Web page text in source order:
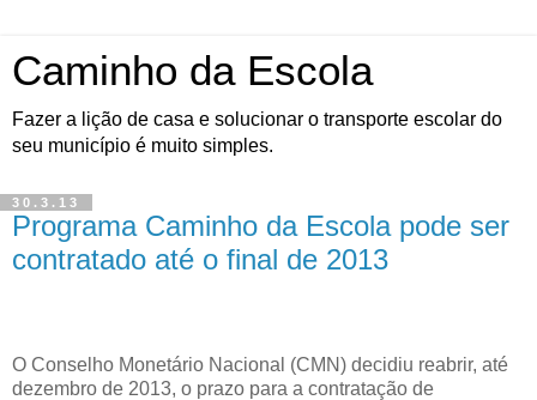
Caminho da Escola
Fazer a lição de casa e solucionar o transporte escolar do
seu município é muito simples.
30.3.13
Programa Caminho da Escola pode ser
contratado até o final de 2013
O Conselho Monetário Nacional (CMN) decidiu reabrir, até
dezembro de 2013, o prazo para a contratação de